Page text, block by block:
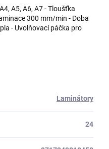
A5, A6, A7 - Tloušťka
300 mm/min - Doba
- Uvolňovací páčka pro
Laminátory
24